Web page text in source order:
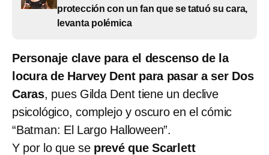
protección con un fan que se tatuó su cara,
levanta polémica
Personaje clave para el descenso de la
locura de Harvey Dent para pasar a ser Dos
Caras, pues Gilda Dent tiene un declive
psicológico, complejo y oscuro en el cómic
“Batman: El Largo Halloween”.
Y por lo que se prevé que Scarlett